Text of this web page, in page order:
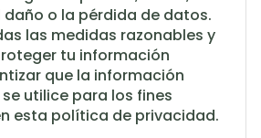
o la pérdida de datos.
las medidas razonables y
tu información
que la información
utilice para los fines
esta política de privacidad.